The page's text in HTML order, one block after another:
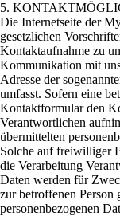
5.
Die Internetseite der
gesetzlichen
Kontaktaufnahme zu
Kommunikation mit
Adresse der
umfasst. Sofern eine
Kontaktformular den
Verantwortlichen
übermittelten
Solche auf freiwilliger
die Verarbeitung
Daten werden für
zur betroffenen Person
personenbezogenen